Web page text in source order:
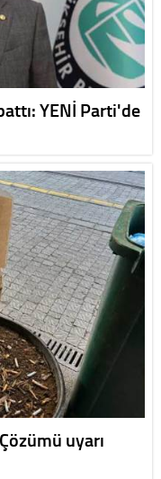
YENİ Parti'de
uyarı